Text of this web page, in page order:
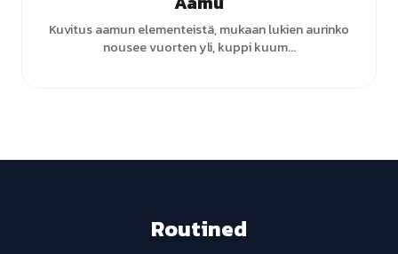
Kuvitus aamun elementeistä, mukaan lukien aurinko
nousee vuorten yli, kuppi kuum...
Routined